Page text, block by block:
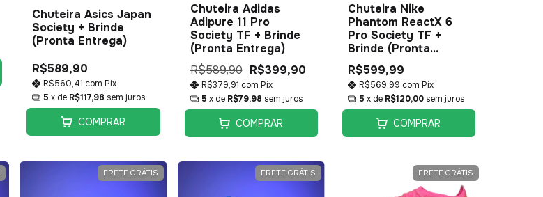
Chuteira Asics Japan
Society + Brinde
(Pronta Entrega)
R$589,90
R$560,41 com Pix
5 x de R$117,98 sem juros
COMPRAR
Chuteira Adidas
Adipure 11 Pro
Society TF + Brinde
(Pronta Entrega)
R$589,90 R$399,90
R$379,91 com Pix
5 x de R$79,98 sem juros
COMPRAR
Chuteira Nike
Phantom ReactX 6
Pro Society TF +
Brinde (Pronta
Entrega)
R$599,99
R$569,99 com Pix
5 x de R$120,00 sem juros
COMPRAR
FRETE GRÁTIS FRETE GRÁTIS FRETE GRÁTIS